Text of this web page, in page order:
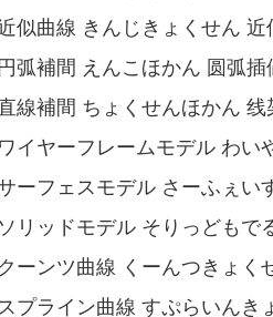
似曲線 きんじきょくせん
弧補間 えんこほかん 圆弧
線補間 ちょくせんほかん
イヤーフレームモデル わ
ーフェスモデル さーふぇ
リッドモデル そりっども
ーンツ曲線 くーんつきょく
プライン曲線 すぷらいん